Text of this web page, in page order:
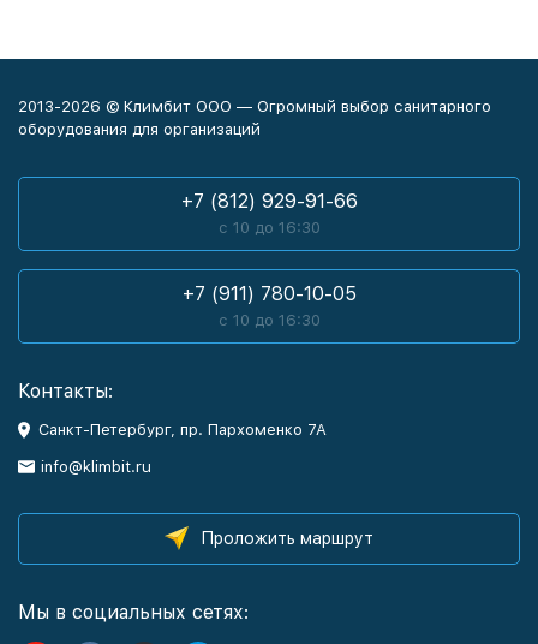
2013-2026 © Климбит ООО — Огромный выбор санитарного
оборудования для организаций
+7 (812) 929-91-66
с 10 до 16:30
+7 (911) 780-10-05
с 10 до 16:30
Контакты:
Санкт-Петербург, пр. Пархоменко 7А
info@klimbit.ru
Проложить маршрут
Мы в социальных сетях: